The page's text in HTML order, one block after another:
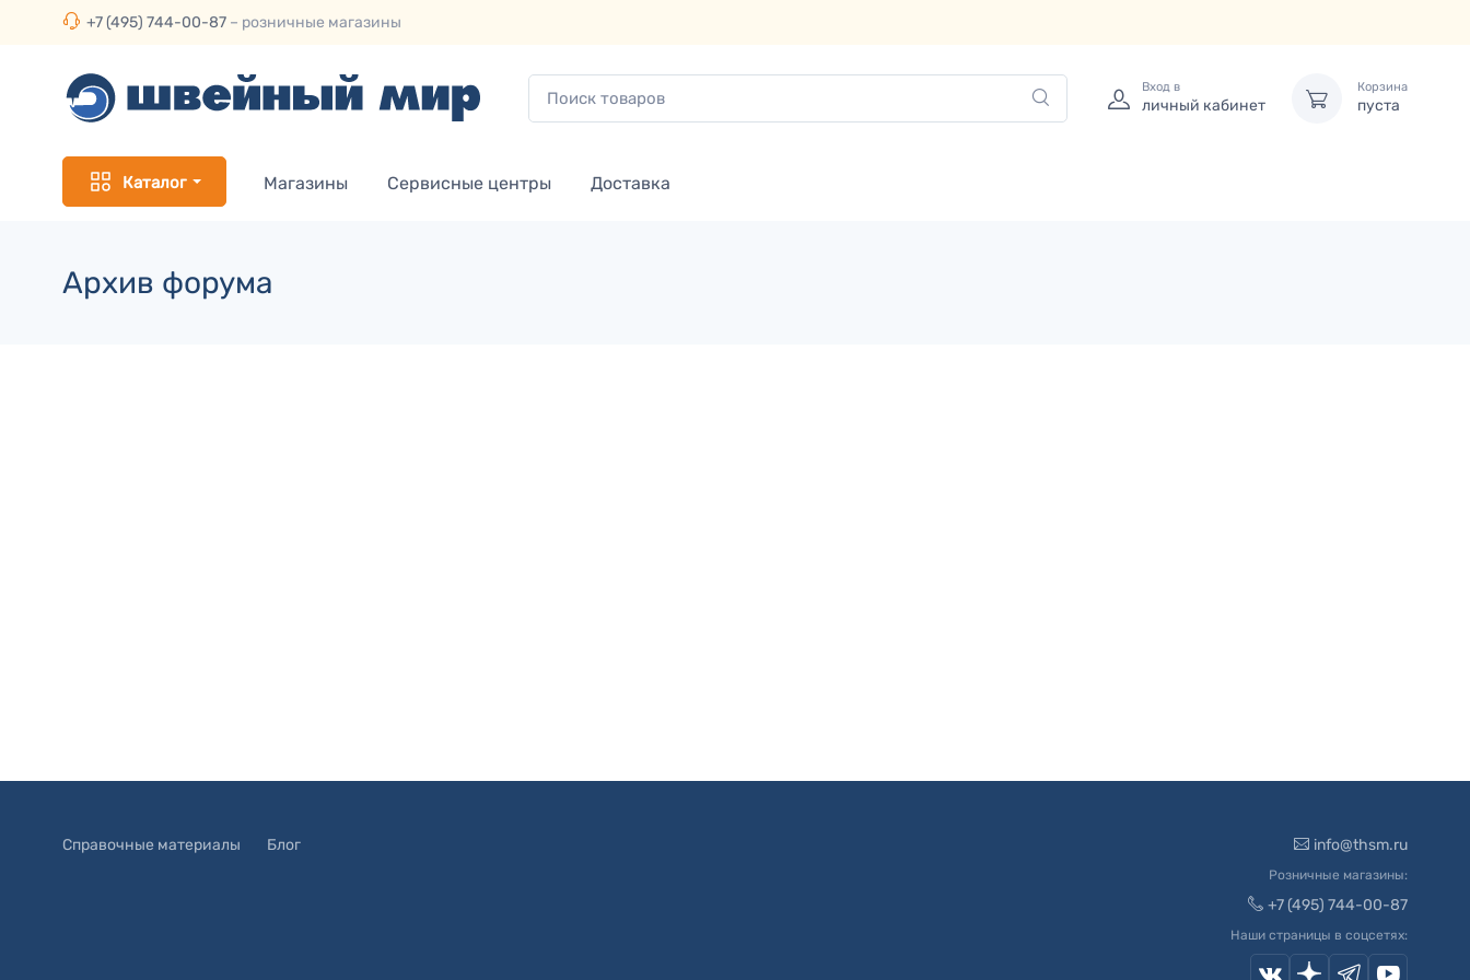
+7 (495) 744-00-87 – розничные магазины
Вход в
личный кабинет
Корзина
пуста
Каталог Магазины Сервисные центры Доставка
Архив форума
Справочные материалы Блог info@thsm.ru
Розничные магазины:
+7 (495) 744-00-87
Наши страницы в соцсетях: